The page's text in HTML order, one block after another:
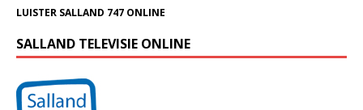
LUISTER SALLAND 747 ONLINE
SALLAND TELEVISIE ONLINE